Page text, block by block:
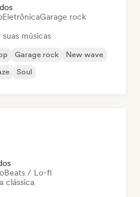
EletrônicaGarage rock
músicas
Garage rock
New wave
Soul
Beats / Lo-fi
clássica